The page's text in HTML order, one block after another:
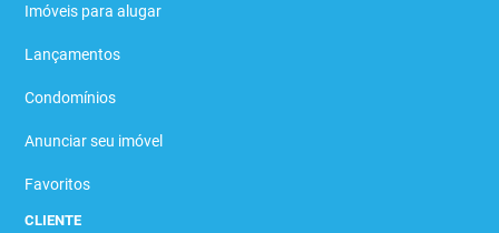
Imóveis para alugar
Lançamentos
Condomínios
Anunciar seu imóvel
Favoritos
CLIENTE